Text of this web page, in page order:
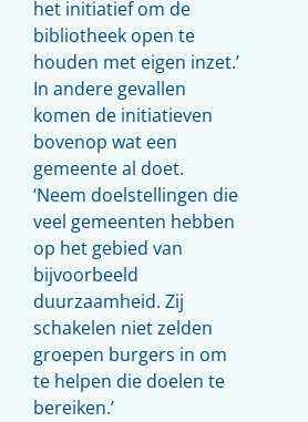
het initiatief om de
bibliotheek open te
houden met eigen inzet.’
In andere gevallen
komen de initiatieven
bovenop wat een
gemeente al doet.
‘Neem doelstellingen die
veel gemeenten hebben
op het gebied van
bijvoorbeeld
duurzaamheid. Zij
schakelen niet zelden
groepen burgers in om
te helpen die doelen te
bereiken.’